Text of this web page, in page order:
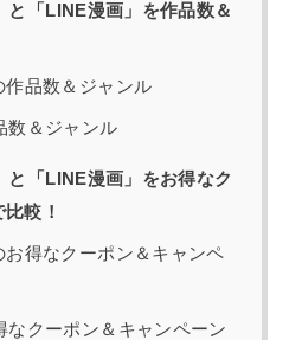
と「LINE漫画」を作品数＆
作品数＆ジャンル
数＆ジャンル
と「LINE漫画」をお得なク
較！
得なクーポン＆キャンペ
なクーポン＆キャンペーン